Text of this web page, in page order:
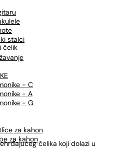
stalci
- C
- A
- G
za kahon
za kahon
čelik
čelika koji dolazi u